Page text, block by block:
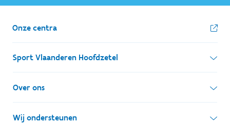
Onze centra
Sport Vlaanderen Hoofdzetel
Simon Bolivarlaan 17
1000 Brussel
Over ons
Wie zijn we, wat doen we
Wij ondersteunen